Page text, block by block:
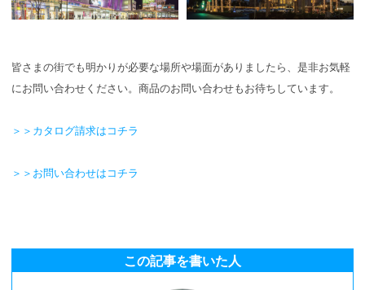
皆さまの街でも明かりが必要な場所や場面がありましたら、是非お気軽
にお問い合わせください。商品のお問い合わせもお待ちしています。
＞＞カタログ請求はコチラ
＞＞お問い合わせはコチラ
この記事を書いた人